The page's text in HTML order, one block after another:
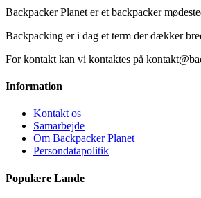
Backpacker Planet er et backpacker
Backpacking er i dag et term der dækker
For kontakt kan vi kontaktes på
Information
Kontakt os
Samarbejde
Om Backpacker Planet
Persondatapolitik
Populære Lande